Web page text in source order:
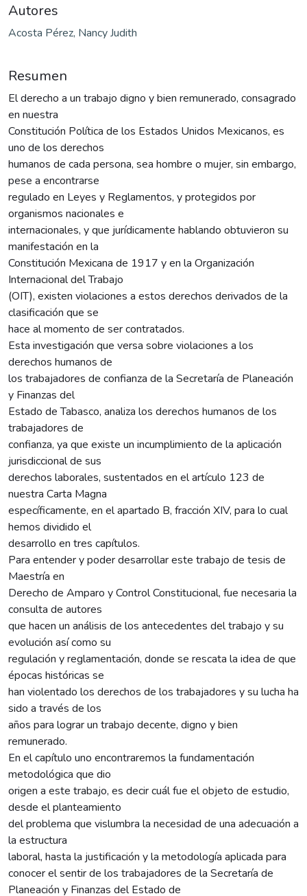
Autores
Acosta Pérez, Nancy Judith
Resumen
El derecho a un trabajo digno y bien remunerado, consagrado
en nuestra
Constitución Política de los Estados Unidos Mexicanos, es
uno de los derechos
humanos de cada persona, sea hombre o mujer, sin embargo,
pese a encontrarse
regulado en Leyes y Reglamentos, y protegidos por
organismos nacionales e
internacionales, y que jurídicamente hablando obtuvieron su
manifestación en la
Constitución Mexicana de 1917 y en la Organización
Internacional del Trabajo
(OIT), existen violaciones a estos derechos derivados de la
clasificación que se
hace al momento de ser contratados.
Esta investigación que versa sobre violaciones a los
derechos humanos de
los trabajadores de confianza de la Secretaría de Planeación
y Finanzas del
Estado de Tabasco, analiza los derechos humanos de los
trabajadores de
confianza, ya que existe un incumplimiento de la aplicación
jurisdiccional de sus
derechos laborales, sustentados en el artículo 123 de
nuestra Carta Magna
específicamente, en el apartado B, fracción XIV, para lo cual
hemos dividido el
desarrollo en tres capítulos.
Para entender y poder desarrollar este trabajo de tesis de
Maestría en
Derecho de Amparo y Control Constitucional, fue necesaria la
consulta de autores
que hacen un análisis de los antecedentes del trabajo y su
evolución así como su
regulación y reglamentación, donde se rescata la idea de que
épocas históricas se
han violentado los derechos de los trabajadores y su lucha ha
sido a través de los
años para lograr un trabajo decente, digno y bien
remunerado.
En el capítulo uno encontraremos la fundamentación
metodológica que dio
origen a este trabajo, es decir cuál fue el objeto de estudio,
desde el planteamiento
del problema que vislumbra la necesidad de una adecuación a
la estructura
laboral, hasta la justificación y la metodología aplicada para
conocer el sentir de los trabajadores de la Secretaría de
Planeación y Finanzas del Estado de